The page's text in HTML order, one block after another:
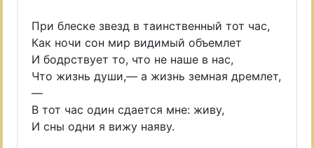
При блеске звезд в таинственный тот час,
Как ночи сон мир видимый объемлет
И бодрствует то, что не наше в нас,
Что жизнь души,— а жизнь земная дремлет,
—
В тот час один сдается мне: живу,
И сны одни я вижу наяву.